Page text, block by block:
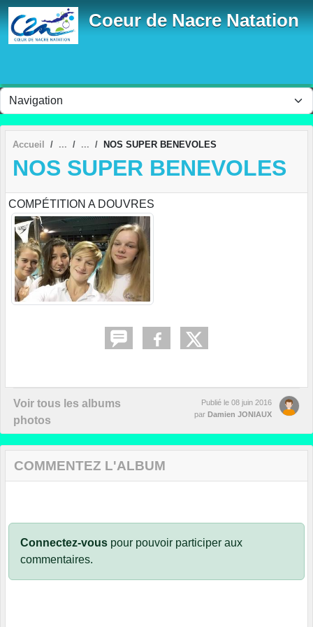
Coeur de Nacre Natation
Accueil NOS SUPER BENEVOLES
NOS SUPER BENEVOLES
COMPÉTITION A DOUVRES
Voir tous les albums
photos
Publié le 08 juin 2016
par Damien JONIAUX
COMMENTEZ L'ALBUM
Connectez-vous pour pouvoir participer aux
commentaires.
Panneau de gestion des cookies